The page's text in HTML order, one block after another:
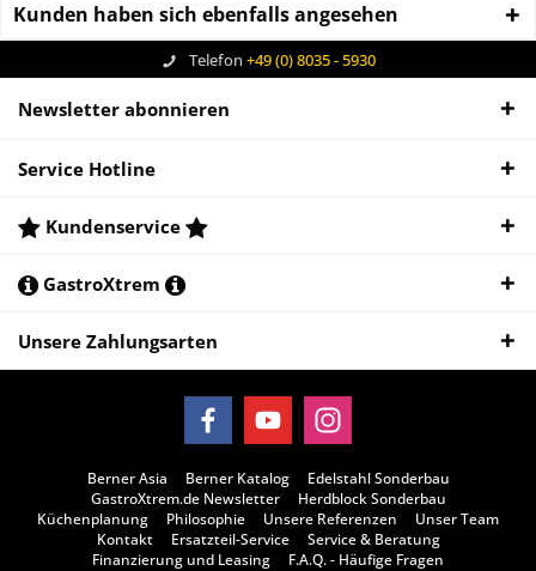
Kunden haben sich ebenfalls angesehen
Telefon +49 (0) 8035 - 5930
Newsletter abonnieren
Service Hotline
Kundenservice
GastroXtrem
Unsere Zahlungsarten
Berner Asia Berner Katalog
Edelstahl Sonderbau
GastroXtrem.de Newsletter
Herdblock Sonderbau
Küchenplanung
Philosophie Unsere Referenzen
Unser Team
Kontakt
Ersatzteil-Service
Service & Beratung
Finanzierung und Leasing
F.A.Q. - Häufige Fragen